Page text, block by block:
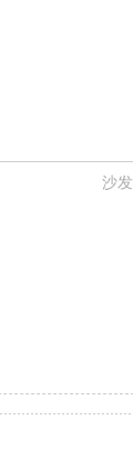
沙发